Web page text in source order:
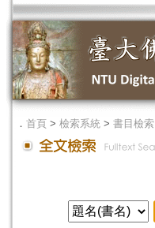
． 首頁 > 檢索系統 > 書目檢索